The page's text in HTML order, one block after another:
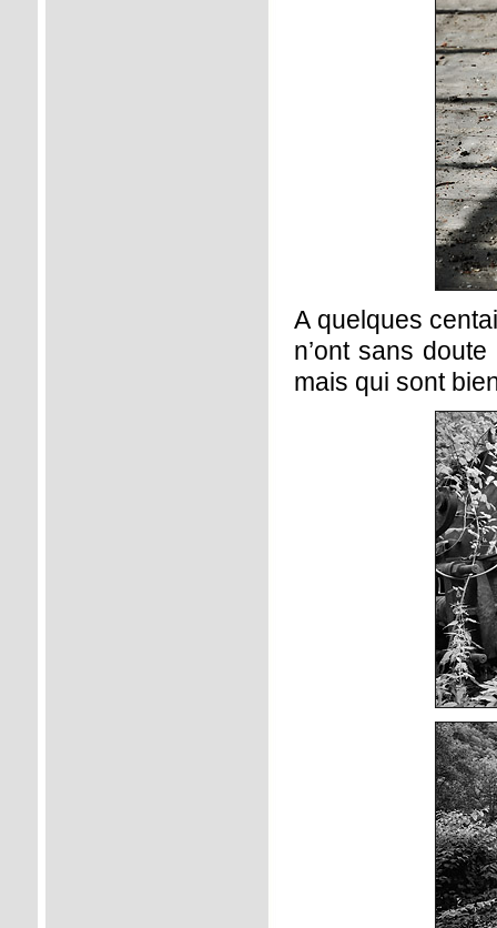
A quelques
n’ont sans
mais qui sont